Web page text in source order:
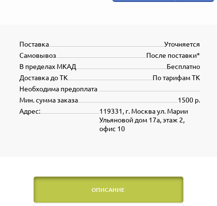
Уточняется
Поставка
После поставки*
Самовывоз
Бесплатно
В пределах МКАД
По тарифам ТК
Доставка до ТК
Необходима предоплата
1500 р.
Мин. сумма заказа
119331, г. Москва ул. Марии
Ульяновой дом 17а, этаж 2,
офис 10
Адрес:
ОПИСАНИЕ